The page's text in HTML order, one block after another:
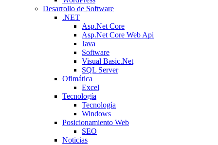
Desarrollo de Software
.NET
Asp.Net Core
Asp.Net Core Web Api
Java
Software
Visual Basic.Net
SQL Server
Ofimática
Excel
Tecnología
Tecnología
Windows
Posicionamiento Web
SEO
Noticias